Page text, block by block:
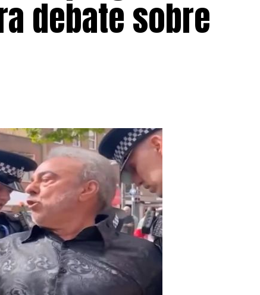
debate sobre